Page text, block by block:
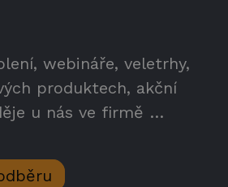
webináře, veletrhy,
produktech, akční
u nás ve firmě …